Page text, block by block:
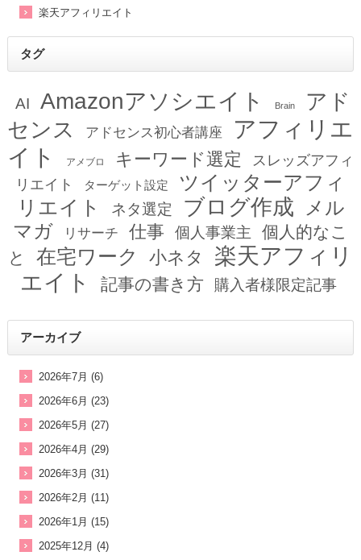
楽天アフィリエイト
タグ
AI Amazonアソシエイト Brain
アド
センス
アドセンス初心者講座
アフィリエ
イト
アメブロ キーワード選定
スレッズアフィ
リエイト
ターゲット設定
ツイッターアフィ
リエイト
ネタ選定 ブログ作成
メル
マガ
リサーチ 仕事 個人事業主
個人的なこ
と
在宅ワーク 小ネタ
楽天アフィリ
エイト
記事の書き方 購入者様限定記事
アーカイブ
2026年7月 (6)
2026年6月 (23)
2026年5月 (27)
2026年4月 (29)
2026年3月 (31)
2026年2月 (11)
2026年1月 (15)
2025年12月 (4)